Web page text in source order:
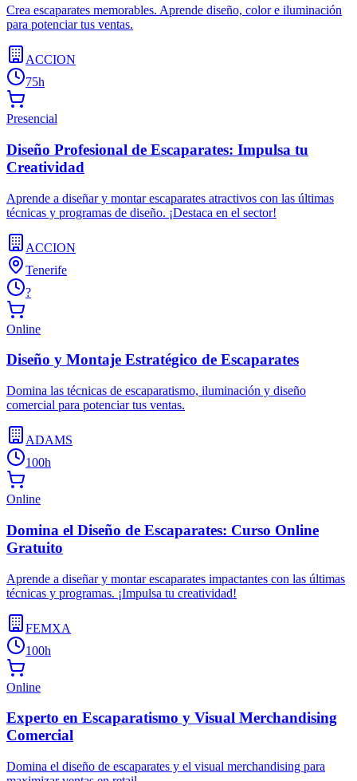
Crea escaparates memorables. Aprende diseño, color e iluminación
para potenciar tus ventas.
ACCION
75h
Presencial
Diseño Profesional de Escaparates: Impulsa tu
Creatividad
Aprende a diseñar y montar escaparates atractivos con las últimas
técnicas y programas de diseño. ¡Destaca en el sector!
ACCION
Tenerife
?
Online
Diseño y Montaje Estratégico de Escaparates
Domina las técnicas de escaparatismo, iluminación y diseño
comercial para potenciar tus ventas.
ADAMS
100h
Online
Domina el Diseño de Escaparates: Curso Online
Gratuito
Aprende a diseñar y montar escaparates impactantes con las últimas
técnicas y programas. ¡Impulsa tu creatividad!
FEMXA
100h
Online
Experto en Escaparatismo y Visual Merchandising
Comercial
Domina el diseño de escaparates y el visual merchandising para